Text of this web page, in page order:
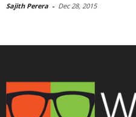
Sajith Perera - Dec 28, 2015